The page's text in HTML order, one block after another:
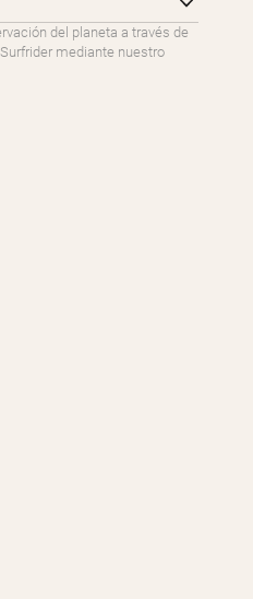
del planeta a través de
mediante nuestro